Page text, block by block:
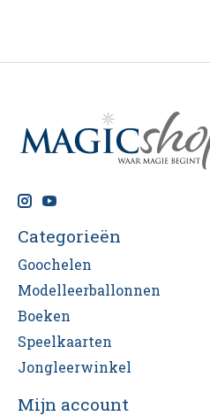
Categorieën
Goochelen
Modelleerballonnen
Boeken
Speelkaarten
Jongleerwinkel
Mijn account